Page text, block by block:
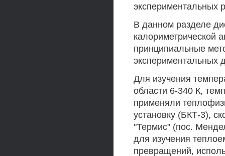
экспериментальных
В данном разделе
калориметрической
принципиальные
экспериментальных
Для изучения
области 6-340 К,
применяли
установку (БКТ-3),
"Термис" (пос.
для изучения
превращений,